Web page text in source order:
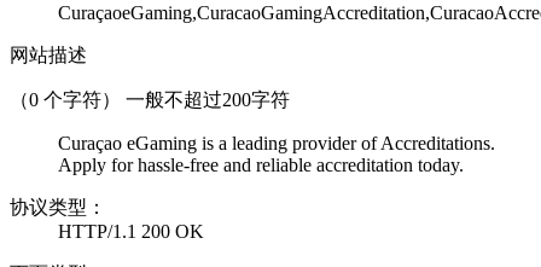
网站描述
（0 个字符） 一般不超过200字符
Curaçao eGaming is a leading provider of Accreditations.
Apply for hassle-free and reliable accreditation today.
协议类型：
HTTP/1.1 200 OK